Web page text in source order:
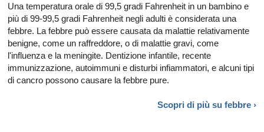
Una temperatura orale di 99,5 gradi Fahrenheit in un bambino e
più di 99-99,5 gradi Fahrenheit negli adulti è considerata una
febbre. La febbre può essere causata da malattie relativamente
benigne, come un raffreddore, o di malattie gravi, come
l'influenza e la meningite. Dentizione infantile, recente
immunizzazione, autoimmuni e disturbi infiammatori, e alcuni tipi
di cancro possono causare la febbre pure.
Scopri di più su febbre ›